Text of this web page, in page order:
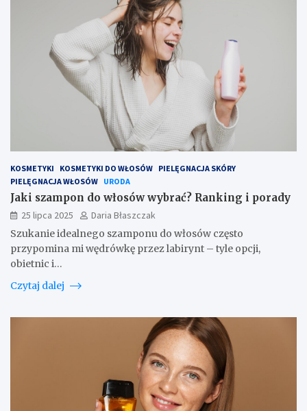
KOSMETYKI KOSMETYKI DO WŁOSÓW PIELĘGNACJA SKÓRY
PIELĘGNACJA WŁOSÓW URODA
Jaki szampon do włosów wybrać? Ranking i porady
25 lipca 2025
Daria Błaszczak
Szukanie idealnego szamponu do włosów często
przypomina mi wędrówkę przez labirynt – tyle opcji,
obietnic i…
Czytaj dalej